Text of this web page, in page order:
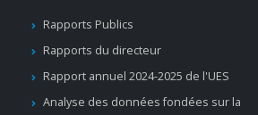
Rapports Publics
Rapports du directeur
Rapport annuel 2024-2025 de l'UES
Analyse des données fondées sur la